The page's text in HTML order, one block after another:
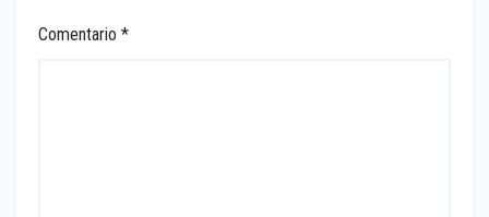
Comentario *